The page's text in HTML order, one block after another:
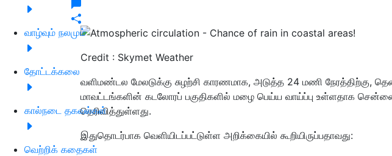
வாழ்வும் நலமும்
தோட்டக்கலை
கால்நடை தகவல்கள்
வெற்றிக் கதைகள்
Credit : Skymet Weather
வளிமண்டல மேலடுக்கு சுழற்சி காரணமாக, அடுத்த 24 மணி நேரத்திற்கு,
மாவட்டங்களின் கடலோரப் பகுதிகளில் மழை பெய்ய வாய்ப்பு உள்ளதாக
தெரிவித்துள்ளது.
இதுதொடர்பாக வெளியிடப்பட்டுள்ள அறிக்கையில் கூறியிருப்பதாவது: